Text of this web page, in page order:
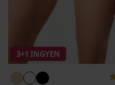
3+1 INGYEN